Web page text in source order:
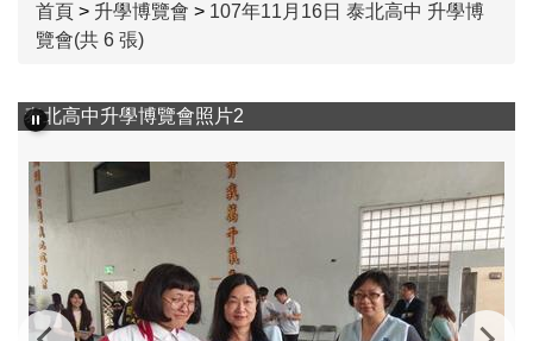
首頁 > 升學博覽會 > 107年11月16日 泰北高中 升學博
覽會(共 6 張)
泰北高中升學博覽會照片3